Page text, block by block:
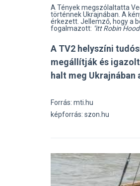
A Tények megszólaltatta
történnek Ukrajnában. A
érkezett. Jellemző, hogy a
fogalmazott: "itt Robin
A TV2 helyszíni
megállítják és
halt meg
Forrás: mti.hu
képforrás: szon.hu